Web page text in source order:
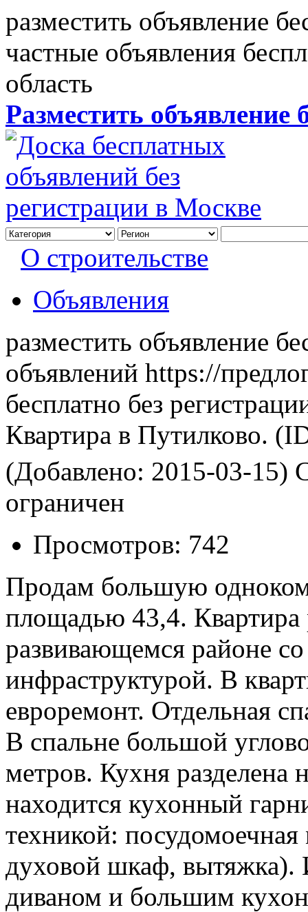
разместить объявление
частные объявления
область
Разместить объявление
О строительстве
Объявления
разместить объявление
объявлений https://
бесплатно без
Квартира в Путилково.
(Добавлено: 2015-03-15)
ограничен
Просмотров: 742
Продам большую
площадью 43,4.
развивающемся районе
инфраструктурой. В
евроремонт. Отдельная
В спальне большой
метров. Кухня разделена
находится кухонный
техникой:
духовой шкаф, вытяжка).
диваном и большим